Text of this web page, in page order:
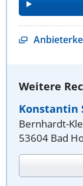
Weitere
Konstantin
Bernhardt-
53604 Bad